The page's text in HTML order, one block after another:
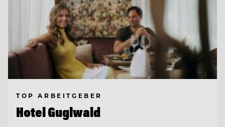
TOP ARBEITGEBER
Hotel Guglwald